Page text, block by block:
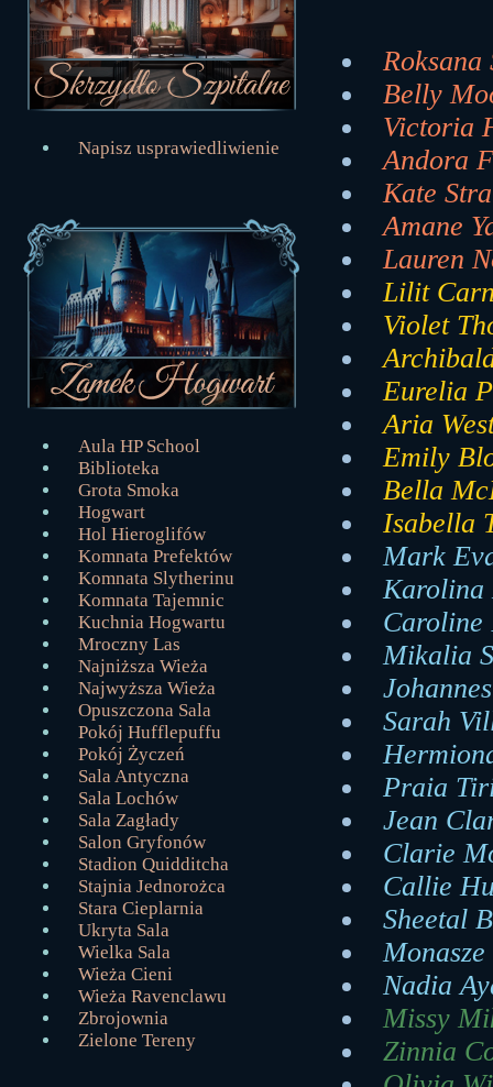
Napisz usprawiedliwienie
Aula HP School
Biblioteka
Grota Smoka
Hogwart
Hol Hieroglifów
Komnata Prefektów
Komnata Slytherinu
Komnata Tajemnic
Kuchnia Hogwartu
Mroczny Las
Najniższa Wieża
Najwyższa Wieża
Opuszczona Sala
Pokój Hufflepuffu
Pokój Życzeń
Sala Antyczna
Sala Lochów
Sala Zagłady
Salon Gryfonów
Stadion Quidditcha
Stajnia Jednorożca
Stara Cieplarnia
Ukryta Sala
Wielka Sala
Wieża Cieni
Wieża Ravenclawu
Zbrojownia
Zielone Tereny
Belly
Victoria
Andora
Kate
Amane
Lauren
Lilit
Violet
Eurelia
Aria
Emily
Bella
Isabella
Mark
Karolina
Caroline
Mikalia
Sarah
Praia
Jean
Clarie
Callie
Sheetal
Nadia
Missy
Zinnia